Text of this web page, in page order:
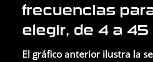
frecuencias
elegir, de 4 a 45
El gráfico anterior ilustra la